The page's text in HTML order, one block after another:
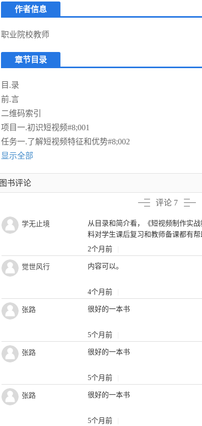
作者信息
职业院校教师
章节目录
目.录
前.言
二维码索引
项目一.初识短视频#8;001
任务一.了解短视频特征和优势#8;002
显示全部
图书评论
评论 7
学无止境
从目录和简介看，《短视频制作实
料对学生课后复习和教师备课都有帮
2个月前
觉世风行 内容可以。
4个月前
张路 很好的一本书
5个月前
张路 很好的一本书
5个月前
张路 很好的一本书
5个月前